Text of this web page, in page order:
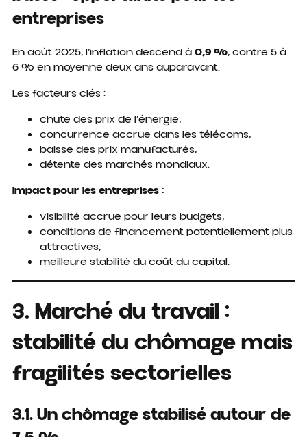
entreprises
En août 2025, l’inflation descend à0,9 %, contre 5 à
6 % en moyenne deux ans auparavant.
Les facteurs clés :
chute des prix de l’énergie,
concurrence accrue dans les télécoms,
baisse des prix manufacturés,
détente des marchés mondiaux.
Impact pour les entreprises :
visibilité accrue pour leurs budgets,
conditions de financement potentiellement plus
attractives,
meilleure stabilité du coût du capital.
3. Marché du travail :
stabilité du chômage mais
fragilités sectorielles
3.1. Un chômage stabilisé autour de